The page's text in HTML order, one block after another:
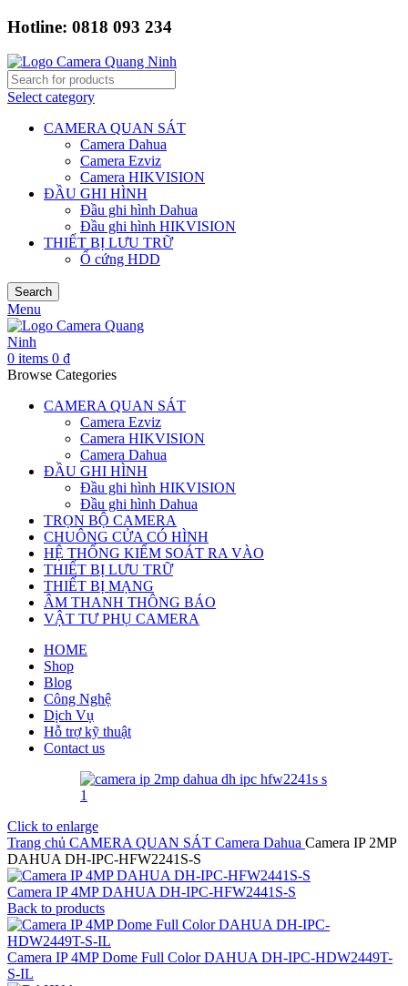
Hotline: 0818 093 234
Select category
CAMERA QUAN SÁT
Camera Dahua
Camera Ezviz
Camera HIKVISION
ĐẦU GHI HÌNH
Đầu ghi hình Dahua
Đầu ghi hình HIKVISION
THIẾT BỊ LƯU TRỮ
Ổ cứng HDD
Search
Menu
0 items 0 ₫
Browse Categories
CAMERA QUAN SÁT
Camera Ezviz
Camera HIKVISION
Camera Dahua
ĐẦU GHI HÌNH
Đầu ghi hình HIKVISION
Đầu ghi hình Dahua
TRỌN BỘ CAMERA
CHUÔNG CỬA CÓ HÌNH
HỆ THỐNG KIỂM SOÁT RA VÀO
THIẾT BỊ LƯU TRỮ
THIẾT BỊ MẠNG
ÂM THANH THÔNG BÁO
VẬT TƯ PHỤ CAMERA
HOME
Shop
Blog
Công Nghệ
Dịch Vụ
Hỗ trợ kỹ thuật
Contact us
Click to enlarge
Trang chủ CAMERA QUAN SÁT Camera Dahua Camera IP 2MP
DAHUA DH-IPC-HFW2241S-S
Camera IP 4MP DAHUA DH-IPC-HFW2441S-S
Back to products
Camera IP 4MP Dome Full Color DAHUA DH-IPC-HDW2449T-
S-IL